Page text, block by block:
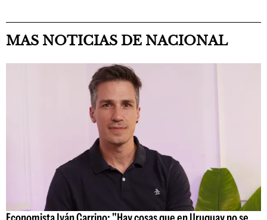
MAS NOTICIAS DE NACIONAL